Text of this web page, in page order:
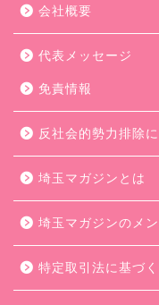
会社概要
代表メッセージ
免責情報
反社会的勢力排除
埼玉マガジンとは
埼玉マガジンのメ
特定取引法に基づ